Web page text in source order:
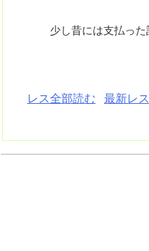
少し昔には支払った
レス全部読む 最新レ